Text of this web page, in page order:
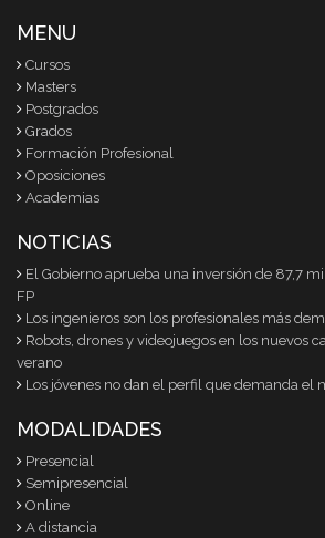
MENU
Cursos
Masters
Postgrados
Grados
Formación Profesional
Oposiciones
Academias
NOTICIAS
El Gobierno aprueba una inversión de 87,7
FP
Los ingenieros son los profesionales más
Robots, drones y videojuegos en los nuevos
verano
Los jóvenes no dan el perfil que demanda el
MODALIDADES
Presencial
Semipresencial
Online
A distancia